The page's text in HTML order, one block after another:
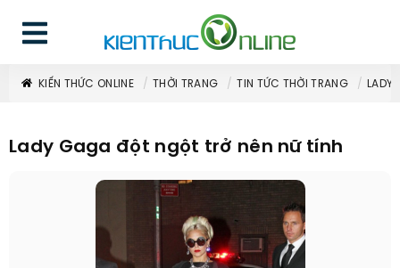
KIẾN THỨC ONLINE THỜI TRANG TIN TỨC THỜI TRANG LADY
Lady Gaga đột ngột trở nên nữ tính